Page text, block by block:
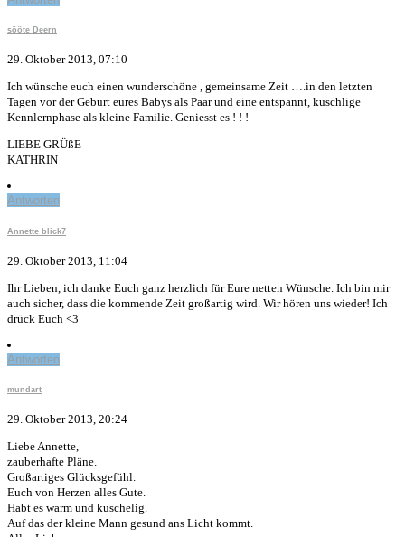
sööte Deern
29. Oktober 2013, 07:10
Ich wünsche euch einen wunderschöne , gemeinsame Zeit ….in den letzten
Tagen vor der Geburt eures Babys als Paar und eine entspannt, kuschlige
Kennlernphase als kleine Familie. Geniesst es ! ! !
LIEBE GRÜßE
KATHRIN
Antworten
Annette blick7
29. Oktober 2013, 11:04
Ihr Lieben, ich danke Euch ganz herzlich für Eure netten Wünsche. Ich bin mir
auch sicher, dass die kommende Zeit großartig wird. Wir hören uns wieder! Ich
drück Euch <3
Antworten
mundart
29. Oktober 2013, 20:24
Liebe Annette,
zauberhafte Pläne.
Großartiges Glücksgefühl.
Euch von Herzen alles Gute.
Habt es warm und kuschelig.
Auf das der kleine Mann gesund ans Licht kommt.